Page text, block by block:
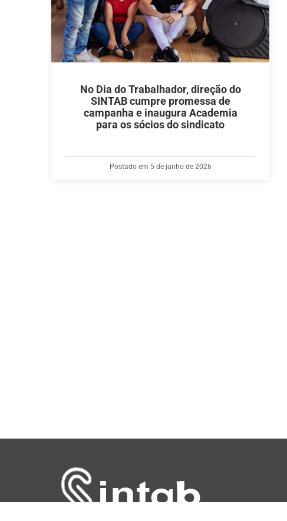
No Dia do Trabalhador, direção do
SINTAB cumpre promessa de
campanha e inaugura Academia
para os sócios do sindicato
Postado em 5 de junho de 2026